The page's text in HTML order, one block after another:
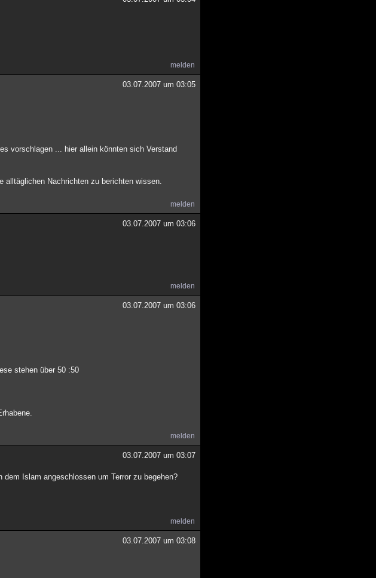
melden
03.07.2007 um 03:05
vorschlagen ... hier allein könnten sich Verstand
alltäglichen Nachrichten zu berichten wissen.
melden
03.07.2007 um 03:06
melden
03.07.2007 um 03:06
stehen über 50 :50
melden
03.07.2007 um 03:07
Islam angeschlossen um Terror zu begehen?
melden
03.07.2007 um 03:08